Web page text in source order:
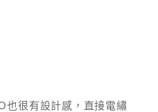
也很有設計感，直接電繡